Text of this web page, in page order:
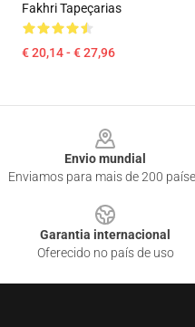
Fakhri Tapeçarias
€ 20,14 - € 27,96
Envio mundial
Enviamos para mais de 200
Garantia internacional
Oferecido no país de uso